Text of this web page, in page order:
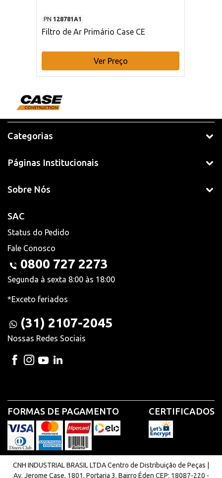
PN 128781A1
Filtro de Ar Primário Case CE
Ver Preço
Categorias
Páginas Institucionais
Sobre Nós
SAC
Status do Pedido
Fale Conosco
0800 727 2273
Segunda à sexta 8:00 às 18:00
*Exceto feriados
(31) 2107-2045
Nossas Redes Sociais
FORMAS DE PAGAMENTO CERTIFICADOS
CNH INDUSTRIAL BRASIL LTDA Centro de Distribuição de Peças |
Av. Jerome Case, 1801, Portaria 3. Bairro Éden CEP: 18087-220 -